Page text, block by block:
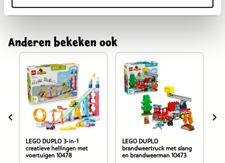
Reviews
Anderen bekeken ook
LEGO DUPLO 3-in-1
creatieve hellingen met
voertuigen 10478
LEGO DUPLO
brandweertruck met slang
en brandweerman 10473